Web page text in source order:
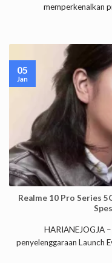
memperkenalkan
Realme 10 Pro Series
HARIANEJOGJA
penyelenggaraan Launch
05
Jan